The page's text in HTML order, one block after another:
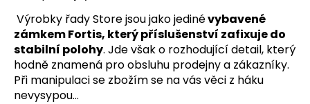
Výrobky řady Store jsou jako jedinévybavené
zámkem Fortis, který příslušenství zafixuje do
stabilní polohy. Jde však o rozhodující detail, který
hodně znamená pro obsluhu prodejny a zákazníky.
Při manipulaci se zbožím se na vás věci z háku
nevysypou…